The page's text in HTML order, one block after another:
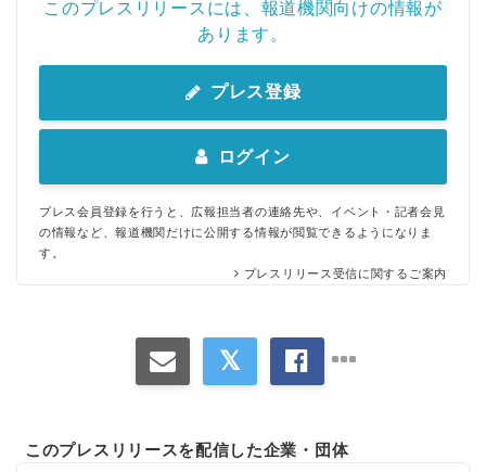
このプレスリリースには、報道機関向けの情報が
あります。
プレス登録
ログイン
プレス会員登録を行うと、広報担当者の連絡先や、イベント・記者会見
の情報など、報道機関だけに公開する情報が閲覧できるようになりま
す。
プレスリリース受信に関するご案内
このプレスリリースを配信した企業・団体